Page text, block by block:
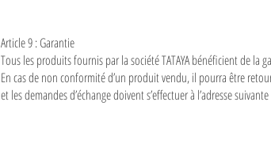
Article 9 : Garantie
Tous les produits fournis par la société TATAYA bénéficient de la
En cas de non conformité d’un produit vendu, il pourra être
et les demandes d’échange doivent s’effectuer à l’adresse